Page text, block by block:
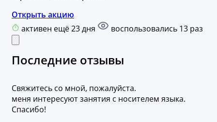
Открыть акцию
активен ещё 23 дня
воспользовались 13 раз
Последние отзывы
Свяжитесь со мной, пожалуйста.
меня интересуют занятия с носителем языка.
Спасибо!